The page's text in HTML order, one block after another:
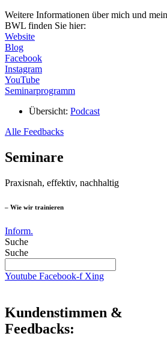
Weitere Informationen über mich und
BWL finden Sie hier:
Website
Blog
Facebook
Instagram
YouTube
Seminarprogramm
Übersicht: Podcast
Alle Feedbacks
Seminare
Praxisnah, effektiv, nachhaltig
– Wie wir trainieren
Inform.
Suche
Suche
Youtube Facebook-f Xing
Kundenstimmen &
Feedbacks: